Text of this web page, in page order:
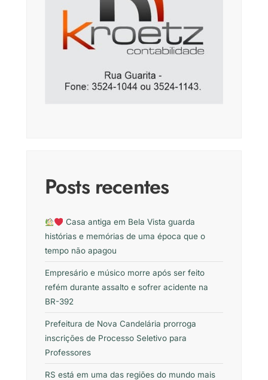
Posts recentes
Casa antiga em Bela Vista guarda
histórias e memórias de uma época que o
tempo não apagou
Empresário e músico morre após ser feito
refém durante assalto e sofrer acidente na
BR-392
Prefeitura de Nova Candelária prorroga
inscrições de Processo Seletivo para
Professores
RS está em uma das regiões do mundo mais